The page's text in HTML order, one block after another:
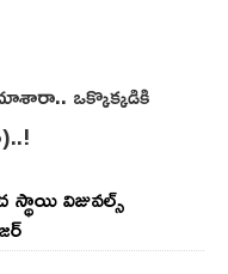
ఒక్కొక్కడికి
స్థాయి విజువల్స్